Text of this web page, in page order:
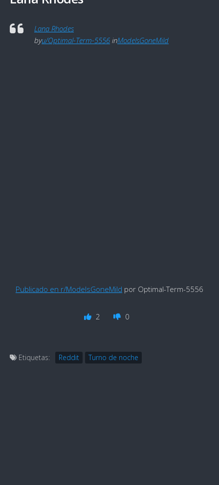
Lana Rhodes
byu/Optimal-Term-5556 inModelsGoneMild
Publicado en r/ModelsGoneMild por Optimal-Term-5556
2 0
Etiquetas: Reddit Turno de noche